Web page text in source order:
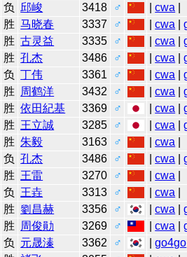
负 邱峻 3418 ♂ |cwa
胜 马晓春 3337 ♂ |cwa |
胜 古灵益 3335 ♂ |cwa |
胜 孔杰 3486 ♂ |cwa |
负 丁伟 3361 ♂ |cwa |
胜 周鹤洋 3432 ♂ |cwa |
胜 依田紀基 3369 ♂ |cwa |
胜 王立誠 3285 ♂ |cwa |
胜 朱毅 3163 ♂ |cwa
负 孔杰 3486 ♂ |cwa |
胜 王雷 3270 ♂ |cwa
负 王垚 3313 ♂ |cwa
胜 劉昌赫 3356 ♂ |cwa |
胜 周俊勛 3269 ♂ |cwa |
负 元晟溱 3362 ♂ |go4go